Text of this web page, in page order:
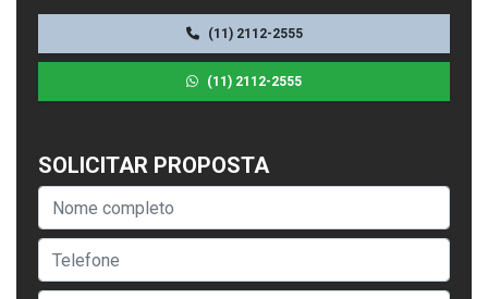
(11) 2112-2555
(11) 2112-2555
SOLICITAR PROPOSTA